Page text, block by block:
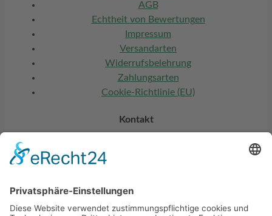
AGB
Echtheit von Bewertungen
Impressum
Versandarten
Widerrufsbelehrung
Zahlungsarten
Cookie-Richtlinie (EU)
Kontakt
info@esk-putters.com